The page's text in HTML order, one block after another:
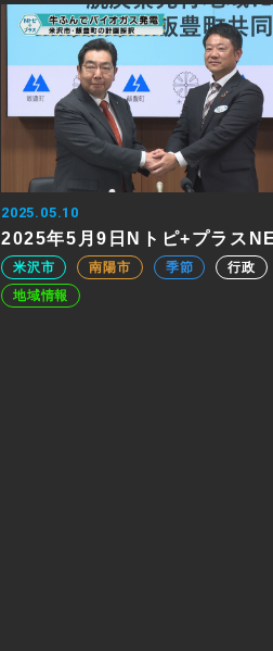
2025.05.10
2025年5月9日Nトピ+プラス
米沢市 南陽市 季節
行政
地域情報